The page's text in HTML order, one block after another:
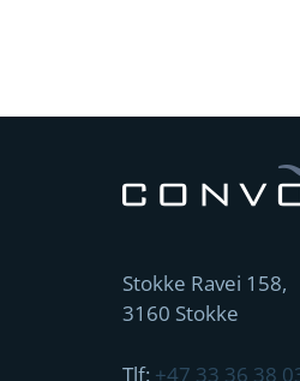
Stokke Ravei 158,
3160 Stokke
Tlf: +47 33 36 38